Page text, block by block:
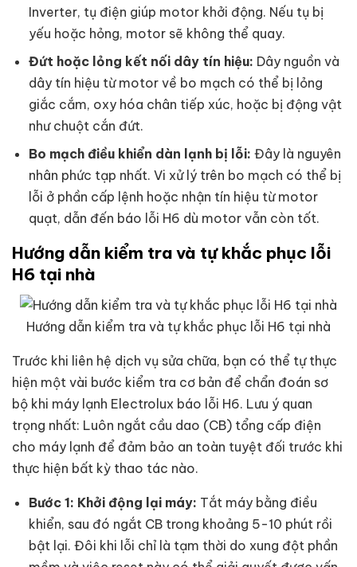
Inverter, tụ điện giúp motor khởi động. Nếu tụ bị
yếu hoặc hỏng, motor sẽ không thể quay.
Đứt hoặc lỏng kết nối dây tín hiệu: Dây nguồn và
dây tín hiệu từ motor về bo mạch có thể bị lỏng
giắc cắm, oxy hóa chân tiếp xúc, hoặc bị động vật
như chuột cắn đứt.
Bo mạch điều khiển dàn lạnh bị lỗi: Đây là nguyên
nhân phức tạp nhất. Vi xử lý trên bo mạch có thể bị
lỗi ở phần cấp lệnh hoặc nhận tín hiệu từ motor
quạt, dẫn đến báo lỗi H6 dù motor vẫn còn tốt.
Hướng dẫn kiểm tra và tự khắc phục lỗi
H6 tại nhà
Hướng dẫn kiểm tra và tự khắc phục lỗi H6 tại nhà
Trước khi liên hệ dịch vụ sửa chữa, bạn có thể tự thực
hiện một vài bước kiểm tra cơ bản để chẩn đoán sơ
bộ khi máy lạnh Electrolux báo lỗi H6. Lưu ý quan
trọng nhất: Luôn ngắt cầu dao (CB) tổng cấp điện
cho máy lạnh để đảm bảo an toàn tuyệt đối trước khi
thực hiện bất kỳ thao tác nào.
Bước 1: Khởi động lại máy: Tắt máy bằng điều
khiển, sau đó ngắt CB trong khoảng 5-10 phút rồi
bật lại. Đôi khi lỗi chỉ là tạm thời do xung đột phần